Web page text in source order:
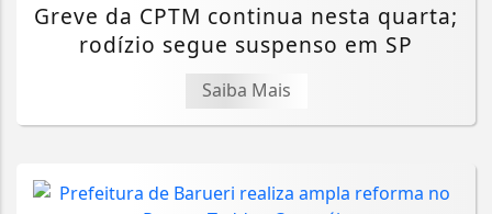
Greve da CPTM continua nesta quarta;
rodízio segue suspenso em SP
Saiba Mais